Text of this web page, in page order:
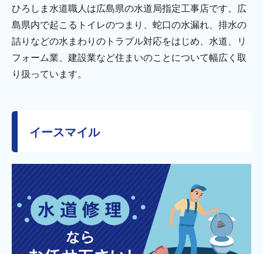
ひろしま水道職人は広島県の水道局指定工事店です。広
島県内で起こるトイレのつまり、蛇口の水漏れ、排水の
詰りなどの水まわりのトラブル対応をはじめ、水道、リ
フォーム業、建設業など住まいのことについて幅広く取
り扱っています。
イースマイル